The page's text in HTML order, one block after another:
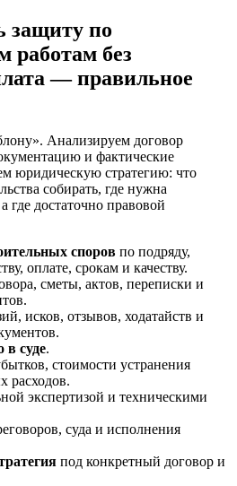
защиту по
работам без
— правильное
Анализируем договор
и фактические
юридическую стратегию: что
собирать, где нужна
где достаточно правовой
споров по подряду,
оплате, срокам и качеству.
сметы, актов, переписки и
исков, отзывов, ходатайств и
в суде.
стоимости устранения
расходов.
экспертизой и техническими
суда и исполнения
под конкретный договор и